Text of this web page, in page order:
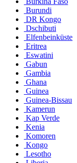
Burundi
DR Kongo
Dschibuti
Elfenbeinküste
Eritrea
Eswatini
Gabun
Gambia
Ghana
Guinea
Guinea-Bissau
Kamerun
Kap Verde
Kenia
Komoren
Kongo
Lesotho